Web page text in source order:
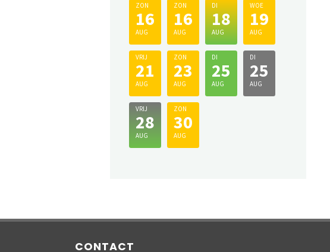
ZON
16
AUG
ZON
16
AUG
DI
18
AUG
WOE
19
AUG
VRIJ
21
AUG
ZON
23
AUG
DI
25
AUG
DI
25
AUG
VRIJ
28
AUG
ZON
30
AUG
CONTACT